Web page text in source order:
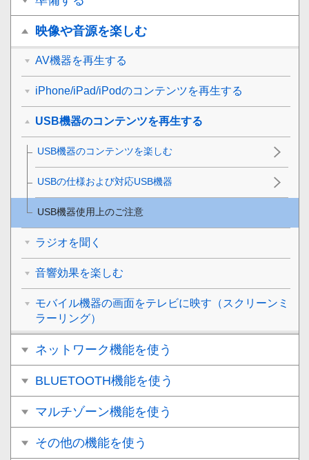
映像や音源を楽しむ
AV機器を再生する
iPhone/iPad/iPodのコンテンツを再生する
USB機器のコンテンツを再生する
USB機器のコンテンツを楽しむ
USBの仕様および対応USB機器
USB機器使用上のご注意
ラジオを聞く
音響効果を楽しむ
モバイル機器の画面をテレビに映す（スクリーンミ
ラーリング）
ネットワーク機能を使う
BLUETOOTH機能を使う
マルチゾーン機能を使う
その他の機能を使う